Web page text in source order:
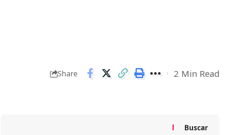
Share 2 Min Read
Buscar